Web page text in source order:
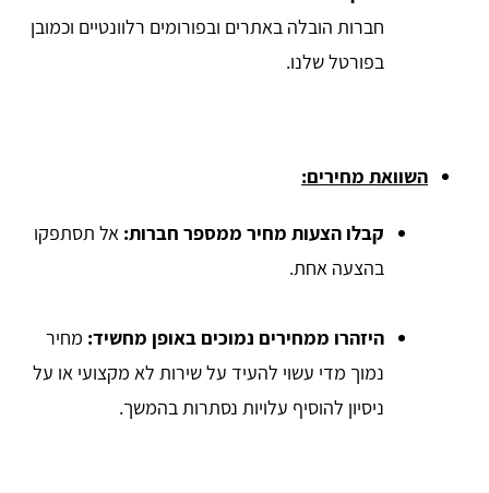
חברות הובלה באתרים ובפורומים רלוונטיים וכמובן
בפורטל שלנו.
השוואת מחירים:
קבלו הצעות מחיר ממספר חברות: אל תסתפקו
בהצעה אחת.
היזהרו ממחירים נמוכים באופן מחשיד: מחיר
נמוך מדי עשוי להעיד על שירות לא מקצועי או על
ניסיון להוסיף עלויות נסתרות בהמשך.